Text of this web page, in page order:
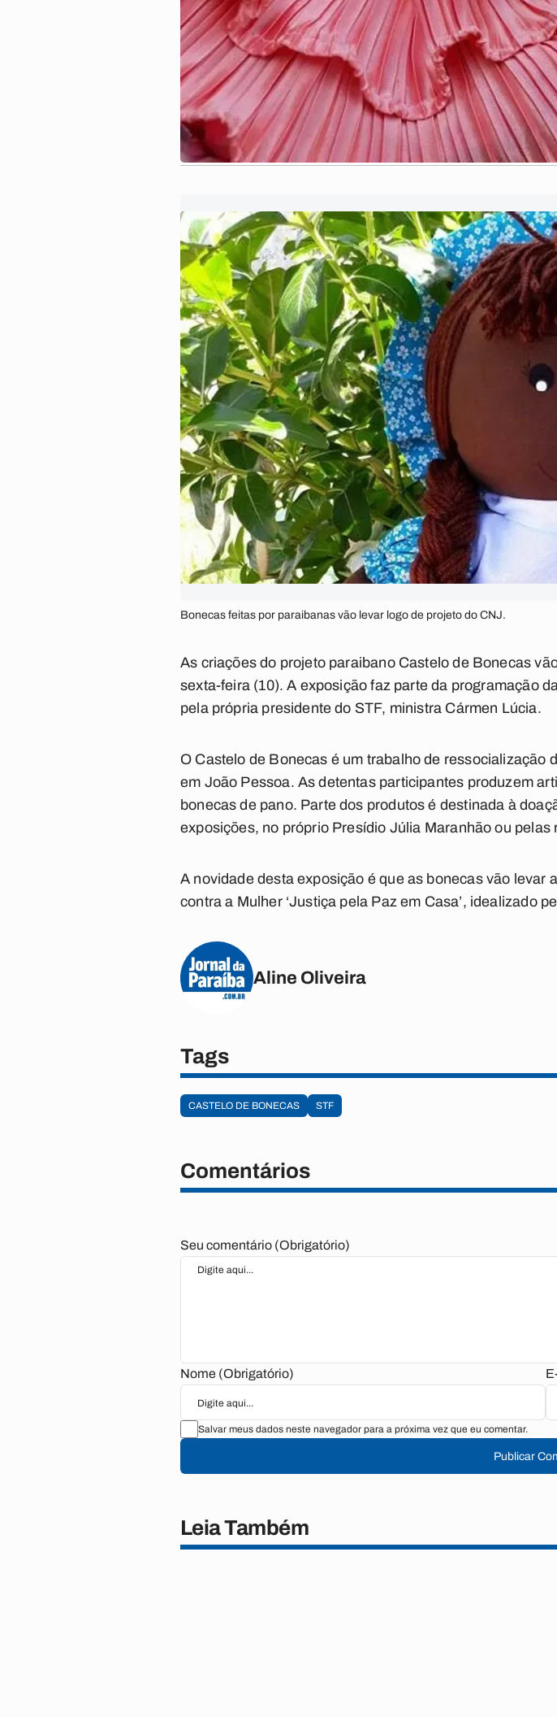
Bonecas feitas por paraibanas vão levar logo de projeto do CNJ.
As criações do projeto paraibano Castelo de Bonecas
sexta-feira (10). A exposição faz parte da programação
pela própria presidente do STF, ministra Cármen Lúcia.
O Castelo de Bonecas é um trabalho de
em João Pessoa. As detentas participantes produzem
bonecas de pano. Parte dos produtos é destinada à
exposições, no próprio Presídio Júlia Maranhão ou pelas
A novidade desta exposição é que as bonecas vão levar
contra a Mulher ‘Justiça pela Paz em Casa’, idealizado
Aline Oliveira
Tags
CASTELO DE BONECAS STF
Comentários
Seu comentário (Obrigatório)
Nome (Obrigatório)
Salvar meus dados neste navegador para a próxima vez que eu comentar.
Publicar
Leia Também